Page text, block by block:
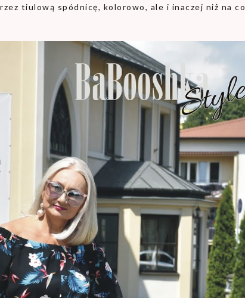
tiulową spódnicę, kolorowo, ale i inaczej niż na co